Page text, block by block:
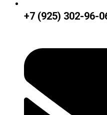
+7 (925) 302-96-